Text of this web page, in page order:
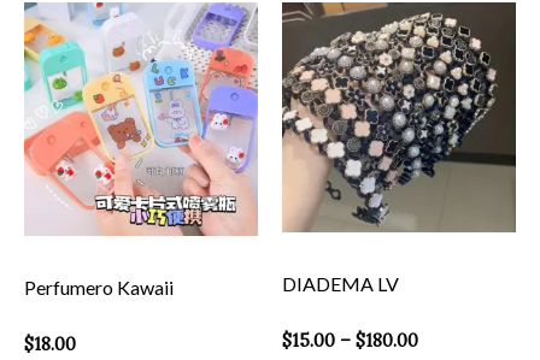
Perfumero Kawaii
$18.00
Perfumero
Kawaii
cantidad
DIADEMA LV
$15.00 – $180.00
Price
range:
$15.00
through
$180.00